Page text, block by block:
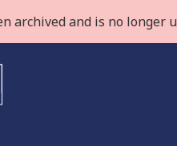
archived and is no longer